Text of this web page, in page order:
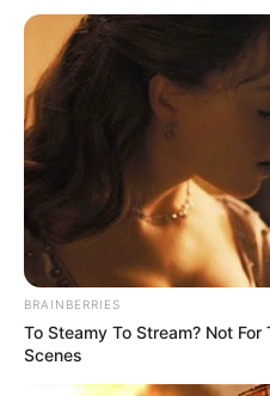
zdj. Paramount Network
BRAINBERRIES
To Steamy To Stream? Not
Scenes